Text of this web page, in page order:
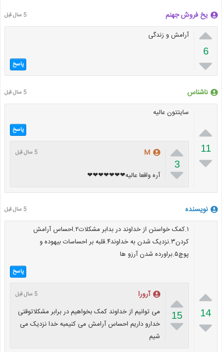
یخ فروش جهنم 5 سال قبل

6

آرامش و زندگی
پاسخ
ناشناس 5 سال قبل

11

سایتتون عالیه
پاسخ

3

M 5 سال قبل
آره واقعا عالیه❤❤❤❤❤❤❤
نویسنده 5 سال قبل

14

۱.کمک خواستن از خداوند در بدابر مشکلات۲.احساس آرامش
کردن۳.نزدیک شدن به خداوند۴.قلبه بر احساسات بیهوده و
پوچ۵.براورده شدن آرزو ها
پاسخ

15

آرورا 5 سال قبل
می توانیم از خداوند کمک بخواهیم در برابر مشکلاتوقتی
خدارو داریم احساس آرامش می کنیمبه خدا نزدیک می
شیم